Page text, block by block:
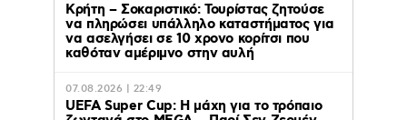
Κρήτη – Σοκαριστικό: Τουρίστας ζητούσε
να πληρώσει υπάλληλο καταστήματος για
να ασελγήσει σε 10 χρονο κορίτσι που
καθόταν αμέριμνο στην αυλή
07.08.2026 | 22:49
UEFA Super Cup: Η μάχη για το τρόπαιο